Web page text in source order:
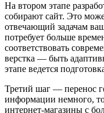
На втором этапе
собирают сайт. Это
отвечающий задачам
потребует больше
соответствовать
верстка — быть
этапе ведется
Третий шаг — перенос
информации немного,
интернет-магазины с